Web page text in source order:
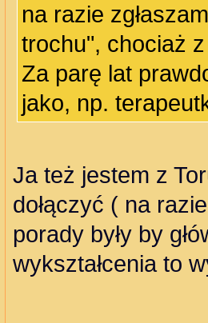
na razie
trochu", chociaż
Za parę lat
jako, np.
Ja też jestem z
dołączyć ( na
porady były by
wykształcenia to